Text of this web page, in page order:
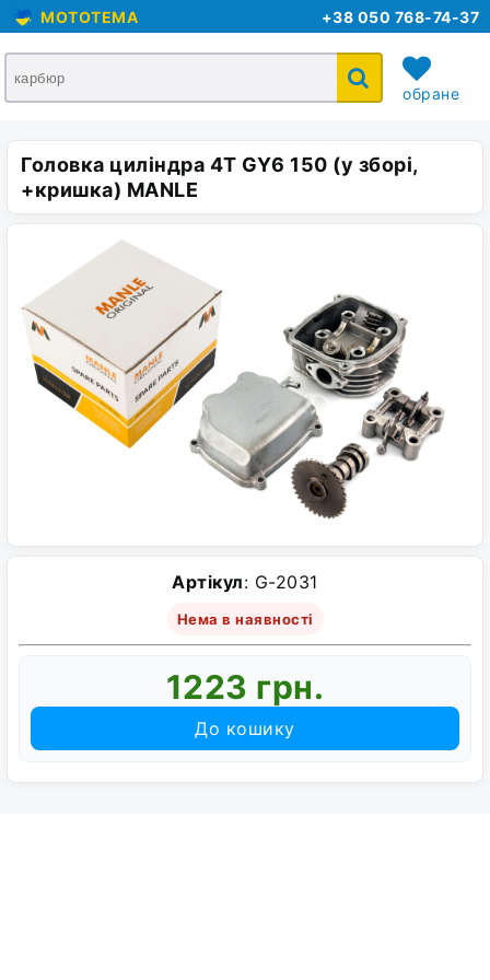
MOTOTEMA +38 050 768-74-37
обране
кошик
Головка циліндра 4T GY6 150 (у зборі,
+кришка) MANLE
Артікул: G-2031
Нема в наявності
1223 грн.
До кошику